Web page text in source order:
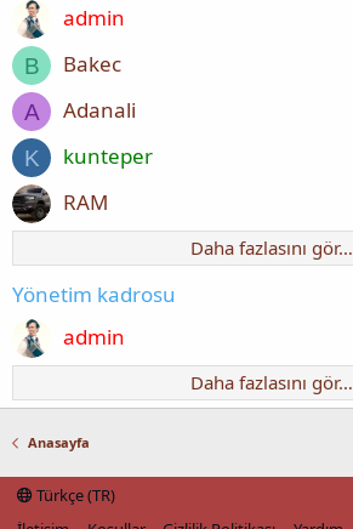
admin
B Bakec
A Adanali
K
kunteper
RAM
Daha fazlasını gör…
Yönetim kadrosu
admin
Daha fazlasını gör…
Anasayfa
Türkçe (TR)